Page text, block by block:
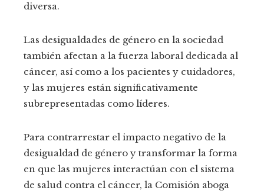
diversa.
Las desigualdades de género en la sociedad
también afectan a la fuerza laboral dedicada al
cáncer, así como a los pacientes y cuidadores,
y las mujeres están significativamente
subrepresentadas como líderes.
Para contrarrestar el impacto negativo de la
desigualdad de género y transformar la forma
en que las mujeres interactúan con el sistema
de salud contra el cáncer, la Comisión aboga